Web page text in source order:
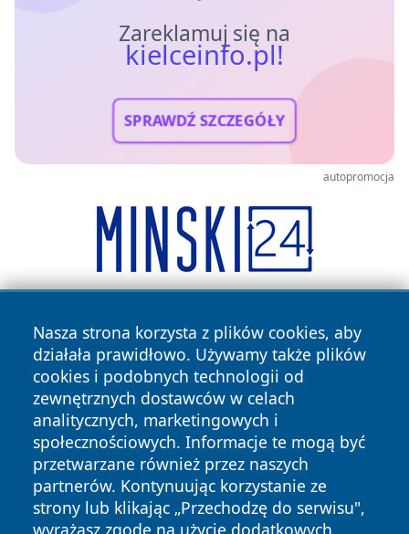
Zareklamuj się na
kielceinfo.pl!
SPRAWDŹ SZCZEGÓŁY
autopromocja
Nasza strona korzysta z plików cookies, aby
działała prawidłowo. Używamy także plików
cookies i podobnych technologii od
zewnętrznych dostawców w celach
analitycznych, marketingowych i
społecznościowych. Informacje te mogą być
przetwarzane również przez naszych
partnerów. Kontynuując korzystanie ze
strony lub klikając „Przechodzę do serwisu",
wyrażasz zgodę na użycie dodatkowych
Copyright © 2026 kielceinfo.pl Wszystkie prawa zastrzeżone.
News Autorzy
Polityka
Prywatności
Polityka
Cookies